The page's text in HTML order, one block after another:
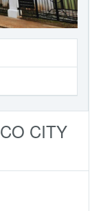
CITY